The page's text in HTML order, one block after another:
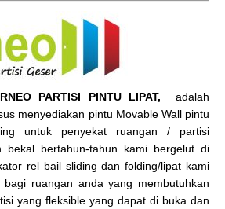
PARTISI PINTU LIPAT, adalah
menyediakan pintu Movable Wall pintu
untuk penyekat ruangan / partisi
bertahun-tahun kami bergelut di
rel bail sliding dan folding/lipat kami
bagi ruangan anda yang membutuhkan
yang fleksible yang dapat di buka dan